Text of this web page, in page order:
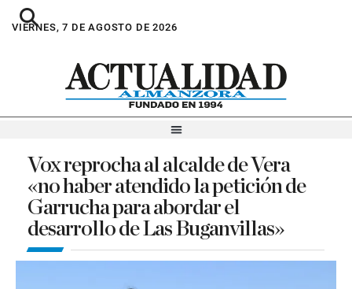
VIERNES, 7 DE AGOSTO DE 2026
Vox reprocha al alcalde de Vera
«no haber atendido la petición de
Garrucha para abordar el
desarrollo de Las Buganvillas»